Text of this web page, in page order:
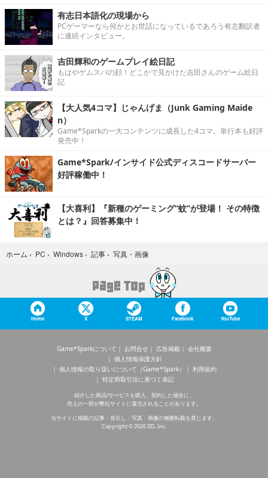
有志日本語化の現場から
PCゲーマーなら何かとお世話になっているであろう有志翻訳者
に連続インタビュー。
吉田輝和のゲームプレイ絵日記
もはやゲムスパの顔！どこかで見かけた吉田さんのゲーム絵日
記
【大人気4コマ】じゃんげま（Junk Gaming Maide
n）
Game*Sparkの一大コンテンツに成長した4コマ。単行本も好評
発売中！
Game*Spark/インサイド公式ディスコードサーバー
好評稼働中！
【大喜利】『新種のゲーミング“蚊”が登場！ その特徴
とは？』回答募集中！
ホーム › PC › Windows › 記事 › 写真・画像
Home X STEAM Facebook YouTube
Game*Sparkについて お問合せ 広告掲載
会社概要
個人情報保護方針
個人情報の取り扱いについて（Game*Spark）
利用規約
特定商取引法に基づく表記
紹介した商品/サービスを購入、契約した場合に、
売上の一部が弊社サイトに還元されることがあります。
当サイトに掲載の記事・見出し・写真・画像の無断転載を禁じます。
Copyright © 2026 IID, Inc.